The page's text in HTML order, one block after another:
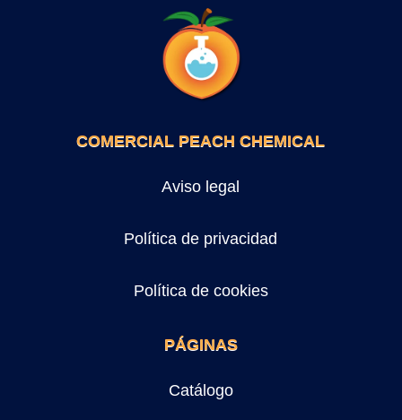
COMERCIAL PEACH CHEMICAL
Aviso legal
Política de privacidad
Política de cookies
PÁGINAS
Catálogo